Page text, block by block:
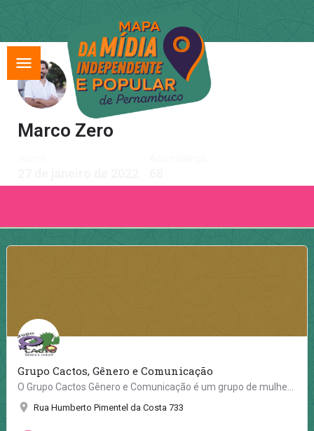
Marco Zero
Grupo Cactos, Gênero e Comunicação
Rua Humberto Pimentel da Costa 733